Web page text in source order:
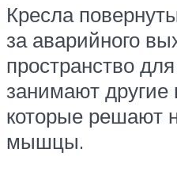
Кресла
за аварийного
пространство
занимают другие
которые решают
мышцы.